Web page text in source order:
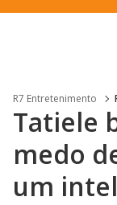
R7 Entretenimento
Tatiele
medo
um